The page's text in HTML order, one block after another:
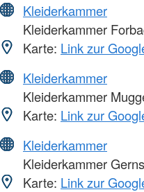
Kleiderkammer
Kleiderkammer
Karte: Link zur
Kleiderkammer
Kleiderkammer
Karte: Link zur
Kleiderkammer
Kleiderkammer
Karte: Link zur